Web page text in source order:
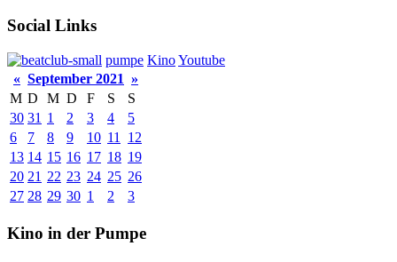
Social Links
pumpe KinoYoutube
« September 2021 »
M D M D F S
S
30 31 1 2 3 4
5
6
7 8 9 10 11
12
13 14 15 16 17 18 19
20 21 22 23 24 25 26
27 28 29 30 1 2 3
Kino in der Pumpe